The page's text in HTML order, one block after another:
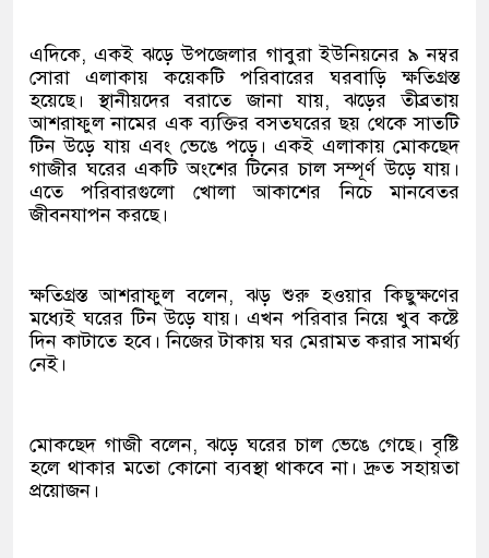
এদিকে, একই ঝড়ে উপজেলার গাবুরা ইউনিয়নের ৯ নম্বর
সোরা এলাকায় কয়েকটি পরিবারের ঘরবাড়ি ক্ষতিগ্রস্ত
হয়েছে। স্থানীয়দের বরাতে জানা যায়, ঝড়ের তীব্রতায়
আশরাফুল নামের এক ব্যক্তির বসতঘরের ছয় থেকে সাতটি
টিন উড়ে যায় এবং ভেঙে পড়ে। একই এলাকায় মোকছেদ
গাজীর ঘরের একটি অংশের টিনের চাল সম্পূর্ণ উড়ে যায়।
এতে পরিবারগুলো খোলা আকাশের নিচে মানবেতর
জীবনযাপন করছে।
ক্ষতিগ্রস্ত আশরাফুল বলেন, ঝড় শুরু হওয়ার কিছুক্ষণের
মধ্যেই ঘরের টিন উড়ে যায়। এখন পরিবার নিয়ে খুব কষ্টে
দিন কাটাতে হবে। নিজের টাকায় ঘর মেরামত করার সামর্থ্য
নেই।
মোকছেদ গাজী বলেন, ঝড়ে ঘরের চাল ভেঙে গেছে। বৃষ্টি
হলে থাকার মতো কোনো ব্যবস্থা থাকবে না। দ্রুত সহায়তা
প্রয়োজন।